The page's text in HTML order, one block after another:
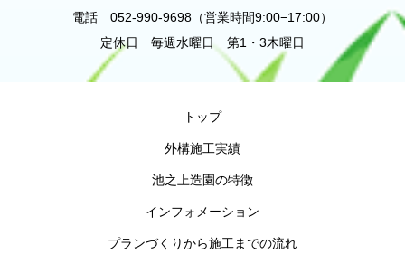
電話 052-990-9698（営業時間9:00−17:00）
定休日 毎週水曜日 第1・3木曜日
トップ
外構施工実績
池之上造園の特徴
インフォメーション
プランづくりから施工までの流れ